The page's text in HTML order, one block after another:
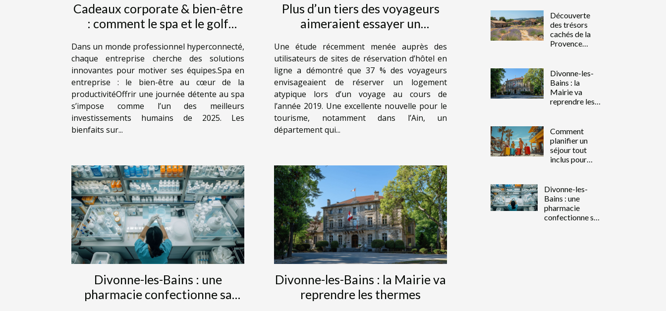
Cadeaux corporate & bien-être
: comment le spa et le golf
?
Dans un monde professionnel hyperconnecté,
chaque entreprise cherche des solutions
innovantes pour motiver ses équipes.Spa en
entreprise : le bien-être au cœur de la
productivitéOffrir une journée détente au spa
s’impose comme l’un des meilleurs
investissements humains de 2025. Les
bienfaits sur...
Plus d’un tiers des voyageurs
aimeraient essayer un
Une étude récemment menée auprès des
utilisateurs de sites de réservation d’hôtel en
ligne a démontré que 37 % des voyageurs
envisageaient de réserver un logement
atypique lors d’un voyage au cours de
l’année 2019. Une excellente nouvelle pour le
tourisme, notamment dans l’Ain, un
département qui...
Divonne-les-Bains : une
pharmacie confectionne sa
Divonne-les-Bains : la Mairie va
reprendre les thermes
Découverte
des trésors
cachés de la
Provence
battus
Divonne-les-
Bains : la
Mairie va
reprendre les
Comment
planifier un
séjour tout
inclus pour
Divonne-les-
Bains : une
pharmacie
confectionne sa